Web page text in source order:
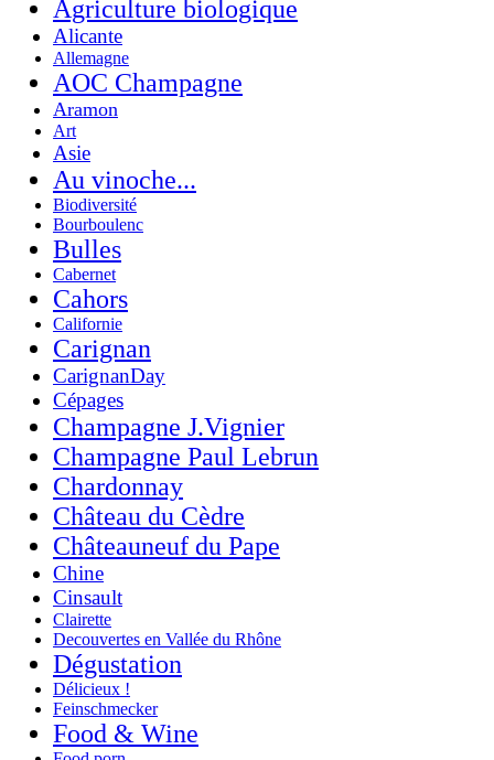
Agriculture biologique
Alicante
Allemagne
AOC Champagne
Aramon
Art
Asie
Au vinoche...
Biodiversité
Bourboulenc
Bulles
Cabernet
Cahors
Californie
Carignan
CarignanDay
Cépages
Champagne J.Vignier
Champagne Paul Lebrun
Chardonnay
Château du Cèdre
Châteauneuf du Pape
Chine
Cinsault
Clairette
Decouvertes en Vallée du Rhône
Dégustation
Délicieux !
Feinschmecker
Food & Wine